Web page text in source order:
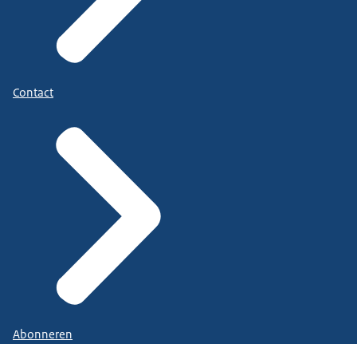
Contact
Abonneren